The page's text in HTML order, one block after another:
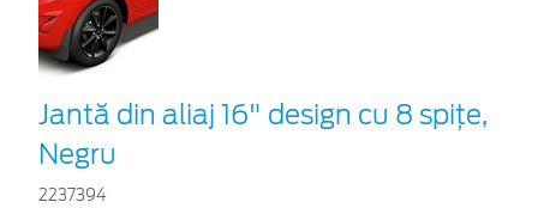
Jantă din aliaj 16" design cu 8 spițe,
Negru
2237394